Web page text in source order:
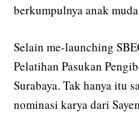
berkumpulnya anak
Selain me-launching
Pelatihan Pasukan
Surabaya. Tak hanya itu
nominasi karya dari